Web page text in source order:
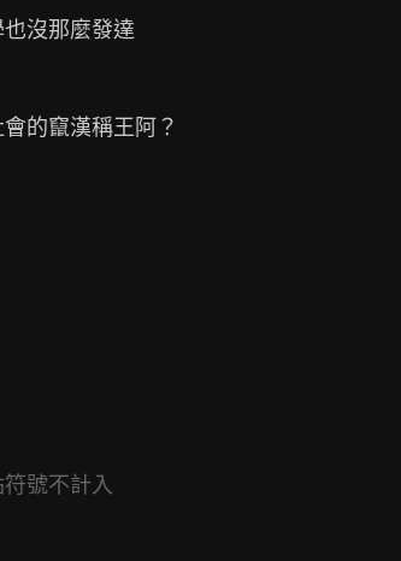
沒那麼發達
的竄漢稱王阿？
號不計入